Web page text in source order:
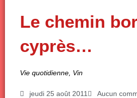
Le chemin
cyprès…
Vie quotidienne, Vin
jeudi 25 août 2011 Aucun